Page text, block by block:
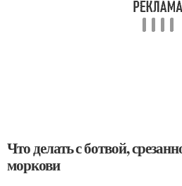
Что делать с ботвой,
моркови